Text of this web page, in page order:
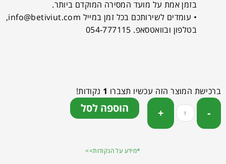
בזמן אמת על מועד המסירה המוקדם ביותר.
• עומדים לשירותכם בכל זמן במייל info@betiviut.com
,
בטלפון ובוואטסאפ. 054-777115
ברכישת המוצר הזה עכשיו תצברו 1 נקודות!
הוספה לסל
*מידע על הנקודות>>